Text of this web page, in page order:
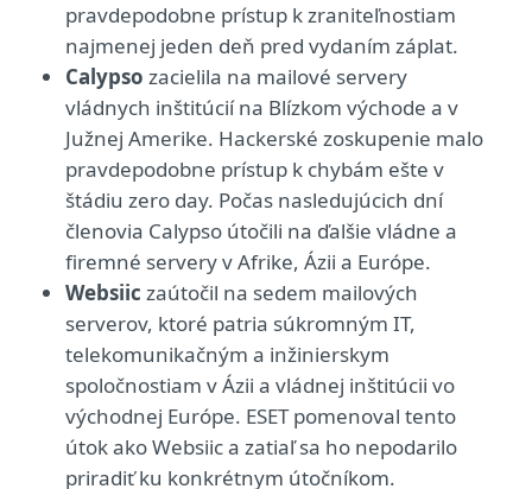
pravdepodobne prístup k zraniteľnostiam
najmenej jeden deň pred vydaním záplat.
Calypso zacielila na mailové servery
vládnych inštitúcií na Blízkom východe a v
Južnej Amerike. Hackerské zoskupenie malo
pravdepodobne prístup k chybám ešte v
štádiu zero day. Počas nasledujúcich dní
členovia Calypso útočili na ďalšie vládne a
firemné servery v Afrike, Ázii a Európe.
Websiic zaútočil na sedem mailových
serverov, ktoré patria súkromným IT,
telekomunikačným a inžinierskym
spoločnostiam v Ázii a vládnej inštitúcii vo
východnej Európe. ESET pomenoval tento
útok ako Websiic a zatiaľ sa ho nepodarilo
priradiť ku konkrétnym útočníkom.